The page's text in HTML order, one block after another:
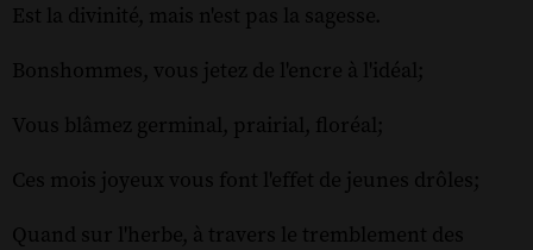
Est la divinité, mais n'est pas la sagesse.
Bonshommes, vous jetez de l'encre à l'idéal;
Vous blâmez germinal, prairial, floréal;
Ces mois joyeux vous font l'effet de jeunes drôles;
Quand sur l'herbe, à travers le tremblement des